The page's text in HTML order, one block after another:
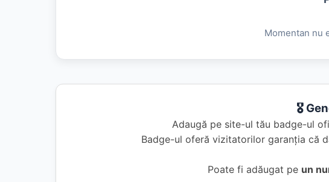
Momentan nu
🎖️
Adaugă pe site-ul tău badge-ul
Badge-ul oferă vizitatorilor garanția că
Poate fi adăugat pe un